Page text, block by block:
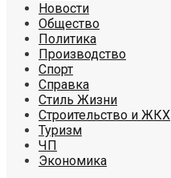
Новости
Общество
Политика
Производство
Спорт
Справка
Стиль Жизни
Строительство и ЖКХ
Туризм
ЧП
Экономика